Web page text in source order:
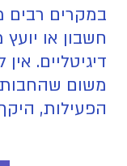
במקרים רבים
חשבון או
דיגיטליים.
משום שהחבות
הפעילות,